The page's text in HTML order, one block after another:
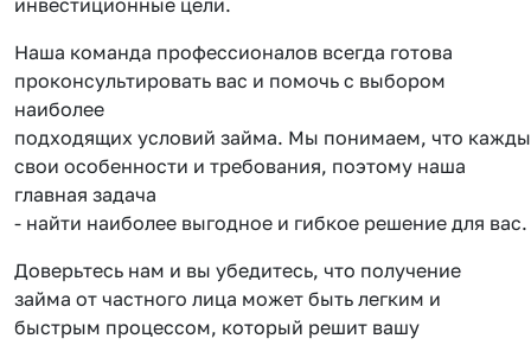
Наша команда профессионалов всегда готова
проконсультировать вас и помочь с выбором
наиболее
подходящих условий займа. Мы понимаем, что
свои особенности и требования, поэтому наша
главная задача
- найти наиболее выгодное и гибкое решение для вас.
Доверьтесь нам и вы убедитесь, что получение
займа от частного лица может быть легким и
быстрым процессом, который решит вашу